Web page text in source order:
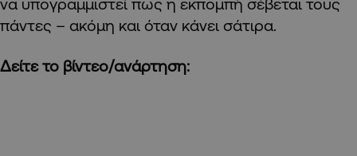
να υπογραμμιστεί πως η εκπομπή σέβεται τους
πάντες – ακόμη και όταν κάνει σάτιρα.
Δείτε το βίντεο/ανάρτηση: